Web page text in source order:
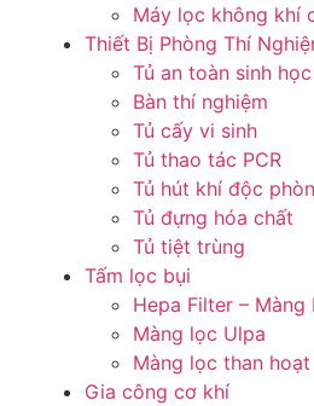
Máy lọc không khí
Thiết Bị Phòng Thí
Tủ an toàn sinh học
Bàn thí nghiệm
Tủ cấy vi sinh
Tủ thao tác PCR
Tủ hút khí độc
Tủ đựng hóa chất
Tủ tiệt trùng
Tấm lọc bụi
Hepa Filter – Màng
Màng lọc Ulpa
Màng lọc than
Gia công cơ khí